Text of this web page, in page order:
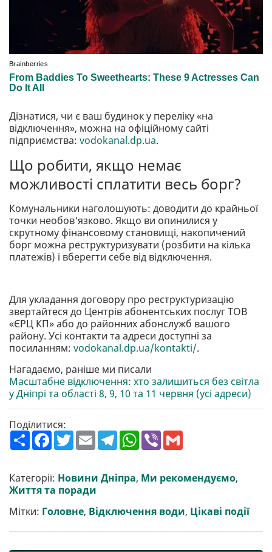
Дізнатися, чи є ваш будинок у переліку «на
відключення», можна на офіційному сайті
підприємства: vodokanal.dp.ua.
Що робити, якщо немає
можливості сплатити весь борг?
Комунальники наголошують: доводити до крайньої
точки необов'язково. Якщо ви опинилися у
скрутному фінансовому становищі, накопичений
борг можна реструктуризувати (розбити на кілька
платежів) і вберегти себе від відключення.
Для укладання договору про реструктуризацію
звертайтеся до Центрів абонентських послуг ТОВ
«ЄРЦ КП» або до районних абонслужб вашого
району. Усі контакти та адреси доступні за
посиланням: vodokanal.dp.ua/kontakti/.
Нагадаємо, раніше ми писали
Масштабне відключення: хто залишиться без світла
у Дніпрі та області 8, 9, 10 та 11 червня (усі адреси)
Поділитися:
П
о
р
и
т
F
a
b
o
o
T
w
t
e
r
E
m
l
T
e
g
r
W
h
s
A
V
r l
Категорії: Новини Дніпра, Ми рекомендуємо,
Життя та поради
Мітки: Головне, Відключення води, Цікаві події